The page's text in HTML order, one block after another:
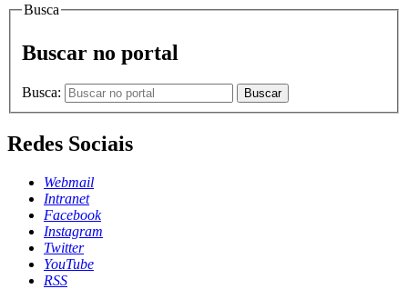
Busca
Buscar no portal
Busca: Buscar
Redes Sociais
Webmail
Intranet
Facebook
Instagram
Twitter
YouTube
RSS